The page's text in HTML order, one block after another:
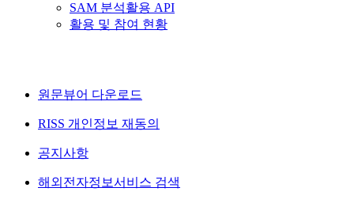
SAM 분석활용 API
활용 및 참여 현황
원문뷰어 다운로드
RISS 개인정보 재동의
공지사항
해외전자정보서비스 검색